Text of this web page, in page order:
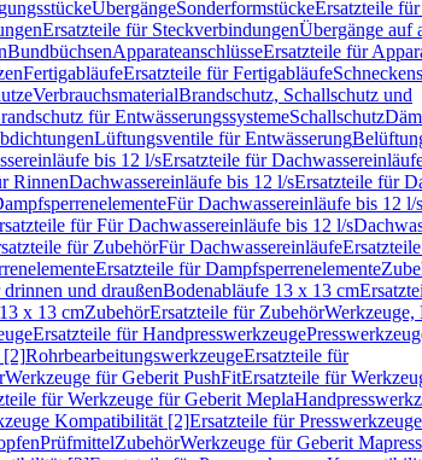
ÜbergängeSonderformstückeErsatzteile
Ersatzteile für SteckverbindungenÜbergänge auf
BundbüchsenApparateanschlüsseErsatzteile für
FertigabläufeErsatzteile für Fertigabläufe
VerbrauchsmaterialBrandschutz, Schallschutz und
für EntwässerungssystemeSchallschutz
Lüftungsventile für Entwässerung
bis 12 l/sErsatzteile für
RinnenDachwassereinläufe bis 12 l/sErsatzteile für
Für Dachwassereinläufe bis 12 l/s
für Für Dachwassereinläufe bis 12 l/s
für ZubehörFür Dachwassereinläufe
Ersatzteile für Dampfsperrenelemente
und draußenBodenabläufe 13 x 13 cm
x 13 cmZubehörErsatzteile für ZubehörWerkzeuge,
Ersatzteile für Handpresswerkzeuge
[2]RohrbearbeitungswerkzeugeErsatzteile für
Werkzeuge für Geberit PushFitErsatzteile für
für Werkzeuge für Geberit Mepla
Kompatibilität [2]Ersatzteile für
PrüfmittelZubehörWerkzeuge für Geberit Mapress